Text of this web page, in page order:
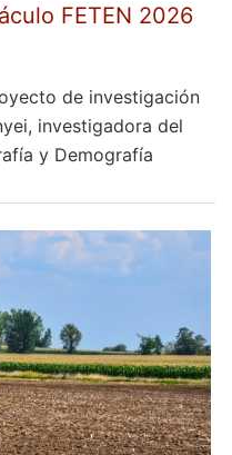
FETEN 2026
de investigación
investigadora del
y Demografía